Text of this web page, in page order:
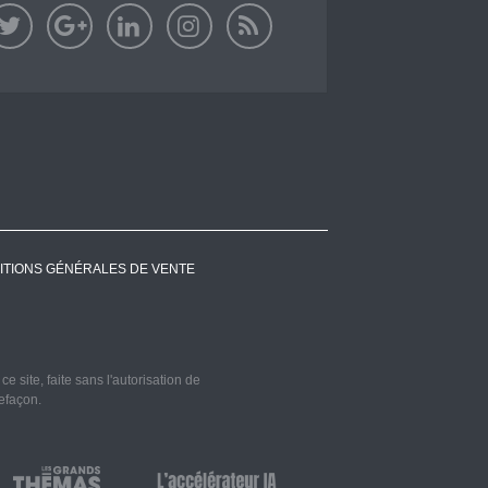
GÉNÉRALES DE VENTE
site, faite sans l'autorisation de